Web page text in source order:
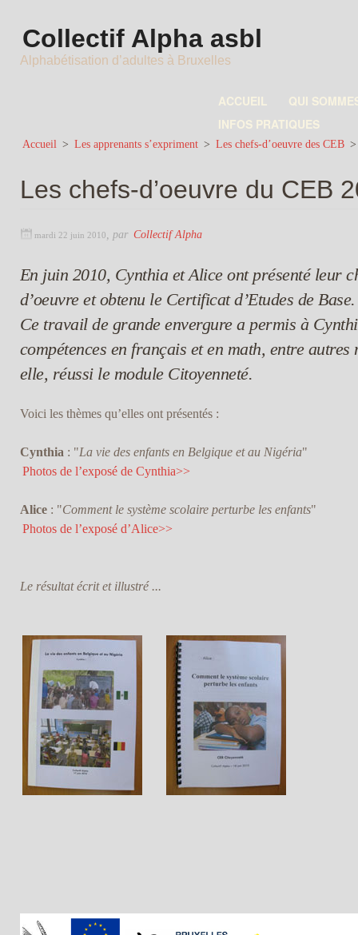
Collectif Alpha asbl
Alphabétisation d’adultes à Bruxelles
ACCUEIL
QUI
INFOS PRATIQUES
Accueil > Les apprenants s’expriment > Les chefs-d’oeuvre des CEB
Les chefs-d’oeuvre du CEB
mardi 22 juin 2010 par Collectif Alpha
En juin 2010, Cynthia et Alice ont présenté leur
d’oeuvre et obtenu le Certificat d’Etudes de Base.
Ce travail de grande envergure a permis à
compétences en français et en math, entre
elle, réussi le module Citoyenneté.
Voici les thèmes qu’elles ont présentés :
Cynthia : "La vie des enfants en Belgique et au Nigéria"
Photos de l’exposé de Cynthia>>
Alice: "Comment le système scolaire perturbe les enfants"
Photos de l’exposé d’Alice>>
Le résultat écrit et illustré ...